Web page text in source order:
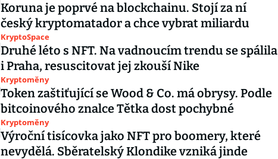
Koruna je poprvé na blockchainu. Stojí za ní
český kryptomatador a chce vybrat miliardu
KryptoSpace
Druhé léto s NFT. Na vadnoucím trendu se spálila
i Praha, resuscitovat jej zkouší Nike
Kryptoměny
Token zaštiťující se Wood & Co. má obrysy. Podle
bitcoinového znalce Tětka dost pochybné
Kryptoměny
Výroční tisícovka jako NFT pro boomery, které
nevydělá. Sběratelský Klondike vzniká jinde